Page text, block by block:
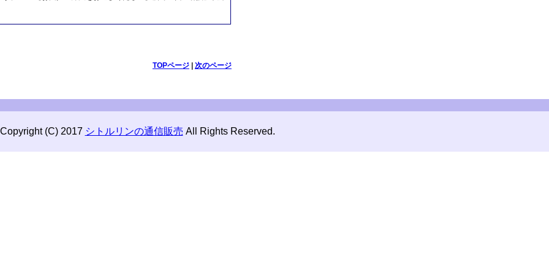
TOPページ| 次のページ
Copyright (C) 2017 シトルリンの通信販売 All Rights Reserved.